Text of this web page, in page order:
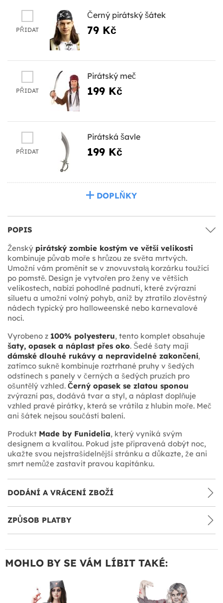
PŘIDAT
Černý pirátský šátek
79 Kč
PŘIDAT
Pirátský meč
199 Kč
PŘIDAT
Pirátská šavle
199 Kč
DOPLŇKY
POPIS
Ženský pirátský zombie kostým ve větší velikosti
kombinuje půvab moře s hrůzou ze světa mrtvých.
Umožní vám proměnit se v znovuvstałą korzárku toužící
po pomstě. Design je vytvořen pro ženy ve větších
velikostech, nabízí pohodlné padnutí, které zvýrazní
siluetu a umožní volný pohyb, aniž by ztratilo zlověstný
nádech typický pro halloweenské nebo karnevalové
noci.
Vyrobeno z 100% polyesteru, tento komplet obsahuje
šaty, opasek a náplast přes oko. Šedé šaty mají
dámské dlouhé rukávy a nepravidelné zakončení,
zatímco sukně kombinuje roztrhané pruhy v šedých
odstínech s panely v černých a šedých pruzích pro
ošuntělý vzhled. Černý opasek se zlatou sponou
zvýrazní pas, dodává tvar a styl, a náplast doplňuje
vzhled pravé pirátky, která se vrátila z hlubin moře. Meč
ani šátek nejsou součástí balení.
Produkt Made by Funidelia, který vyniká svým
designem a kvalitou. Pokud jste připravená dobýt noc,
ukažte svou nejstrašidelnější stránku a důkazte, že ani
smrt nemůže zastavit pravou kapitánku.
DODÁNÍ A VRÁCENÍ ZBOŽÍ
ZPŮSOB PLATBY
MOHLO BY SE VÁM LÍBIT TAKÉ: